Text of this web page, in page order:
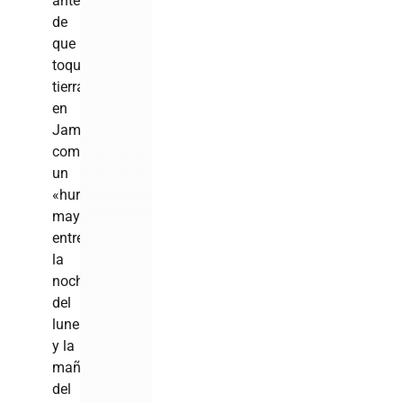
de
que
toque
tierra
en
Jamaica
como
un
«huracán
mayor»
entre
la
noche
del
lunes
y la
mañana
del